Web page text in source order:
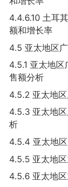
4.4.6.10 土耳
额和增长率
4.5 亚太地区
4.5.1 亚太地
售额分析
4.5.2 亚太地
4.5.3 亚太地
析
4.5.4 亚太地
4.5.5 亚太地
4.5.6 亚太地